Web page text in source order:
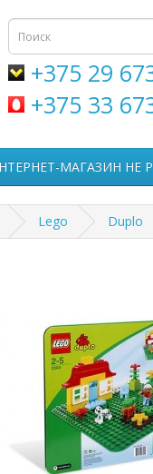
+375 29
+375 33
МАГАЗИН НЕ
Lego Duplo